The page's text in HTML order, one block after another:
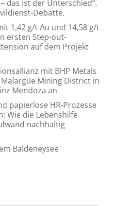
das ist der Unterschied“.
Debatte.
1,42 g/t Au und 14,58 g/t
ersten Step-out-
auf dem Projekt
mit BHP Metals
Mining District in
Mendoza an
papierlose HR-Prozesse
Wie die Lebenshilfe
nachhaltig
Baldeneysee